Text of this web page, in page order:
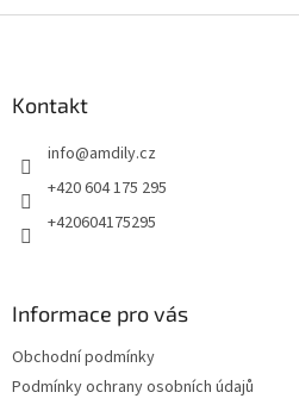
Kontakt
info@amdily.cz
+420 604 175 295
+420604175295
Informace pro vás
Obchodní podmínky
Podmínky ochrany osobních údajů